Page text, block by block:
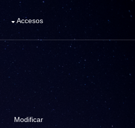
Accesos
Modificar